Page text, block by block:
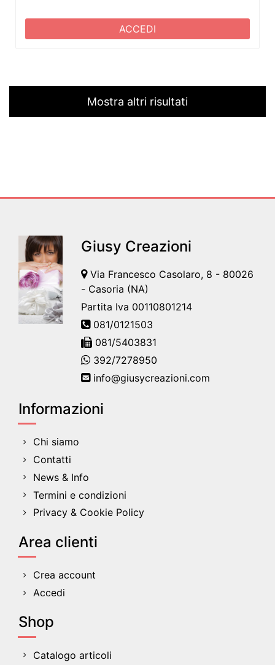
ACCEDI
Mostra altri risultati
Giusy Creazioni
Via Francesco Casolaro, 8 - 80026
- Casoria (NA)
Partita Iva 00110801214
081/0121503
081/5403831
392/7278950
info@giusycreazioni.com
Informazioni
Chi siamo
Contatti
News & Info
Termini e condizioni
Privacy & Cookie Policy
Area clienti
Crea account
Accedi
Shop
Catalogo articoli